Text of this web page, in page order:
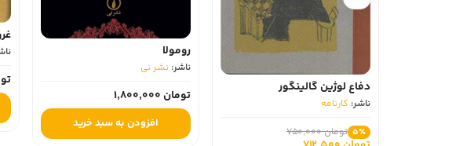
دفاع لوژین گالینگور
ناشر: کارنامه
5٪ تومان 750,000
رومولا
ناشر: نشر نی
تومان 1,800,000
افزودن به سبد خرید